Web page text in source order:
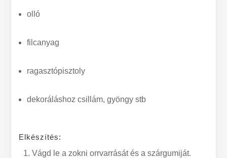
olló
filcanyag
ragasztópisztoly
dekoráláshoz csillám, gyöngy stb
Elkészítés:
Vágd le a zokni orrvarrását és a szárgumiját.